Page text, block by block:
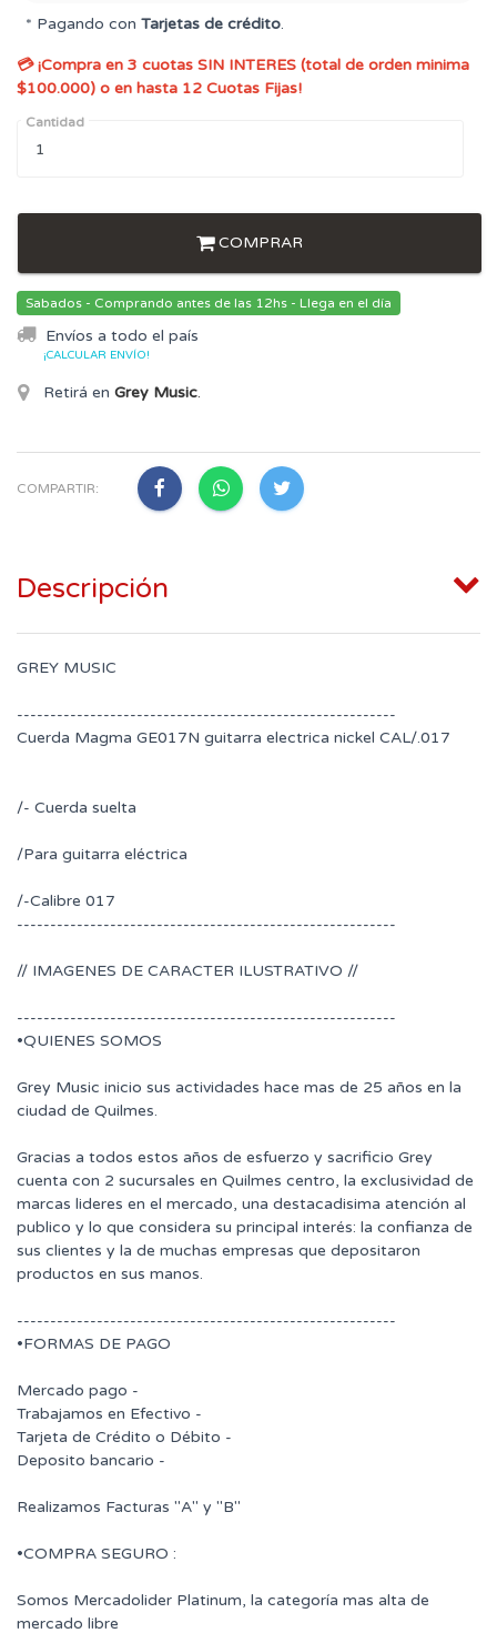
* Pagando con Tarjetas de crédito.
💳 ¡Compra en 3 cuotas SIN INTERES (total de orden minima
$100.000) o en hasta 12 Cuotas Fijas!
Cantidad
COMPRAR
Sabados - Comprando antes de las 12hs - Llega en el día
Envíos a todo el país
¡CALCULAR ENVÍO!
Retirá en Grey Music.
COMPARTIR:
Descripción
GREY MUSIC
---------------------------------------------------------
Cuerda Magma GE017N guitarra electrica nickel CAL/.017
/- Cuerda suelta
/Para guitarra eléctrica
/-Calibre 017
---------------------------------------------------------
// IMAGENES DE CARACTER ILUSTRATIVO //
---------------------------------------------------------
•QUIENES SOMOS
Grey Music inicio sus actividades hace mas de 25 años en la
ciudad de Quilmes.
Gracias a todos estos años de esfuerzo y sacrificio Grey
cuenta con 2 sucursales en Quilmes centro, la exclusividad de
marcas lideres en el mercado, una destacadisima atención al
publico y lo que considera su principal interés: la confianza de
sus clientes y la de muchas empresas que depositaron
productos en sus manos.
---------------------------------------------------------
•FORMAS DE PAGO
Mercado pago -
Trabajamos en Efectivo -
Tarjeta de Crédito o Débito -
Deposito bancario -
Realizamos Facturas "A" y "B"
•COMPRA SEGURO :
Somos Mercadolider Platinum, la categoría mas alta de
mercado libre